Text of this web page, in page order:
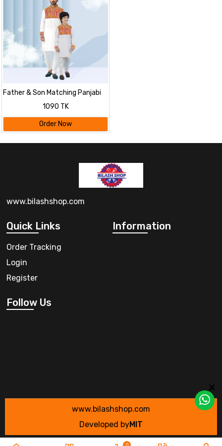
Father & Son Matching Panjabi
1090 TK
Order Now
www.bilashshop.com
Quick Links
Order Tracking
Login
Register
Information
Follow Us
www.bilashshop.com
Developed byMIT